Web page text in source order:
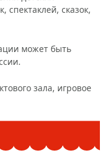
спектаклей, сказок,
может быть
зала, игровое